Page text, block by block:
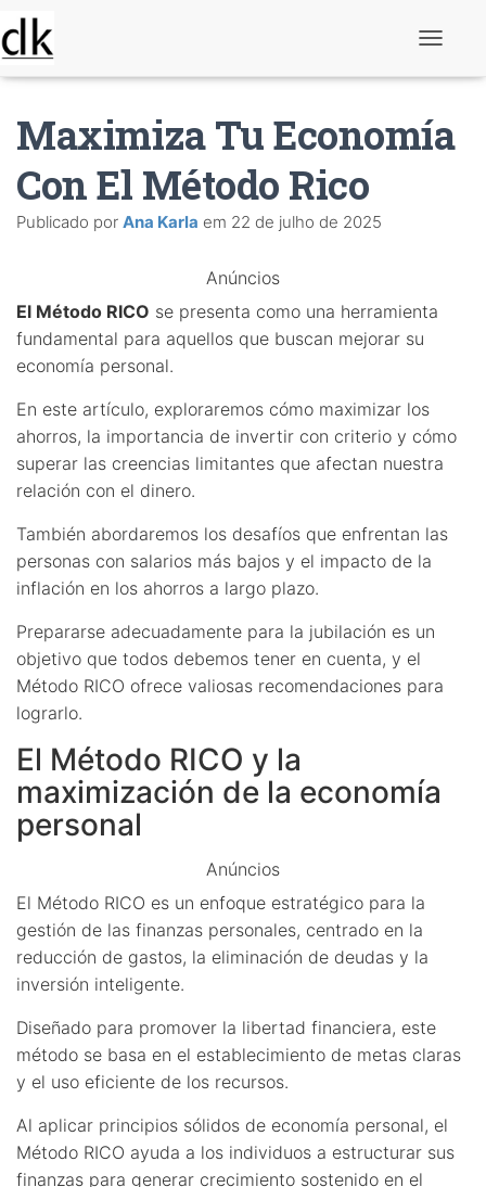
r
n
ç
Maximiza Tu Economía
Con El Método Rico
Publicado por Ana Karla em 22 de julho de 2025
Anúncios
El Método RICO se presenta como una herramienta
fundamental para aquellos que buscan mejorar su
economía personal.
En este artículo, exploraremos cómo maximizar los
ahorros, la importancia de invertir con criterio y cómo
superar las creencias limitantes que afectan nuestra
relación con el dinero.
También abordaremos los desafíos que enfrentan las
personas con salarios más bajos y el impacto de la
inflación en los ahorros a largo plazo.
Prepararse adecuadamente para la jubilación es un
objetivo que todos debemos tener en cuenta, y el
Método RICO ofrece valiosas recomendaciones para
lograrlo.
El Método RICO y la
maximización de la economía
personal
Anúncios
El Método RICO es un enfoque estratégico para la
gestión de las finanzas personales, centrado en la
reducción de gastos, la eliminación de deudas y la
inversión inteligente.
Diseñado para promover la libertad financiera, este
método se basa en el establecimiento de metas claras
y el uso eficiente de los recursos.
Al aplicar principios sólidos de economía personal, el
Método RICO ayuda a los individuos a estructurar sus
finanzas para generar crecimiento sostenido en el